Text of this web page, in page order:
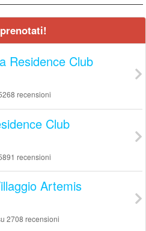
Residence Club
recensioni
Club
recensioni
Artemis
2708 recensioni